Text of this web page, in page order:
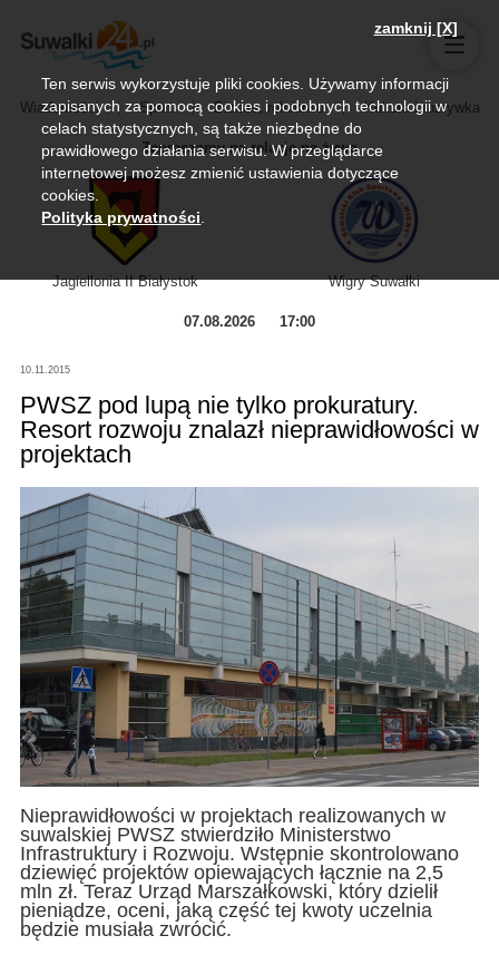
Wiadomości Sport Biznes, rolnictwo Kultura i rozrywka
Zapraszamy na relację na żywo
Jagiellonia II Białystok Wigry Suwałki
07.08.2026 17:00
10.11.2015
PWSZ pod lupą nie tylko prokuratury.
Resort rozwoju znalazł nieprawidłowości w
projektach
Nieprawidłowości w projektach realizowanych w
suwalskiej PWSZ stwierdziło Ministerstwo
Infrastruktury i Rozwoju. Wstępnie skontrolowano
dziewięć projektów opiewających łącznie na 2,5
mln zł. Teraz Urząd Marszałkowski, który dzielił
pieniądze, oceni, jaką część tej kwoty uczelnia
będzie musiała zwrócić.
zamknij [X]
Ten serwis wykorzystuje pliki cookies. Używamy informacji
zapisanych za pomocą cookies i podobnych technologii w
celach statystycznych, są także niezbędne do
prawidłowego działania serwisu. W przeglądarce
internetowej możesz zmienić ustawienia dotyczące
cookies.
Polityka prywatności